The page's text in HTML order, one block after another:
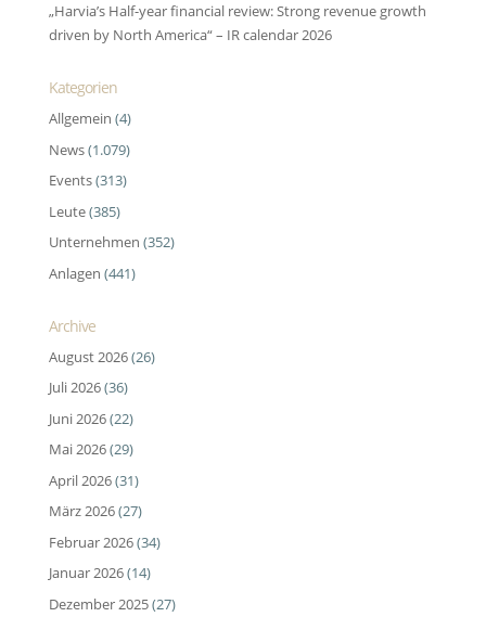
„Harvia’s Half-year financial review: Strong revenue growth
driven by North America“ – IR calendar 2026
Kategorien
Allgemein (4)
News(1.079)
Events(313)
Leute(385)
Unternehmen (352)
Anlagen (441)
Archive
August 2026(26)
Juli 2026(36)
Juni 2026(22)
Mai 2026(29)
April 2026(31)
März 2026(27)
Februar 2026(34)
Januar 2026(14)
Dezember 2025(27)